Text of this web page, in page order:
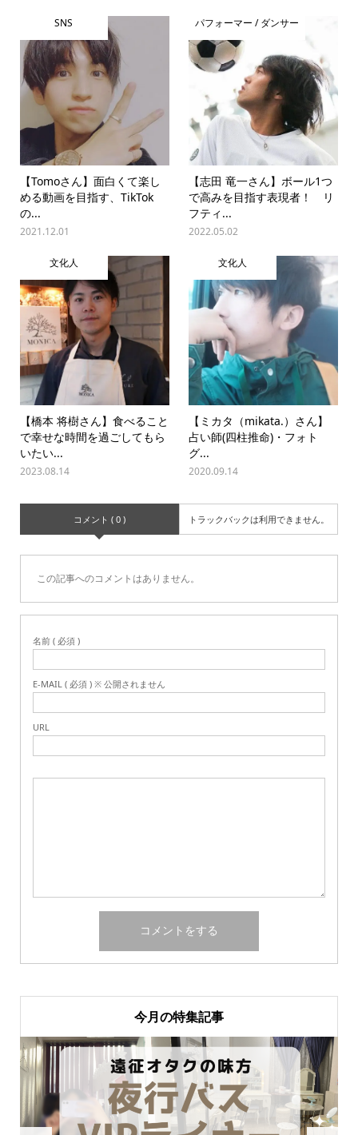
SNS
【Tomoさん】面白くて楽し
める動画を目指す、TikTok
の...
2021.12.01
パフォーマー / ダンサー
【志田 竜一さん】ボール1つ
で高みを目指す表現者！ リ
フティ...
2022.05.02
文化人
【橋本 将樹さん】食べること
で幸せな時間を過ごしてもら
いたい...
2023.08.14
文化人
【ミカタ（mikata.）さん】
占い師(四柱推命)・フォト
グ...
2020.09.14
コメント ( 0 ) トラックバックは利用できません。
この記事へのコメントはありません。
名前 ( 必須 )
E-MAIL ( 必須 ) ※ 公開されません
URL
今月の特集記事